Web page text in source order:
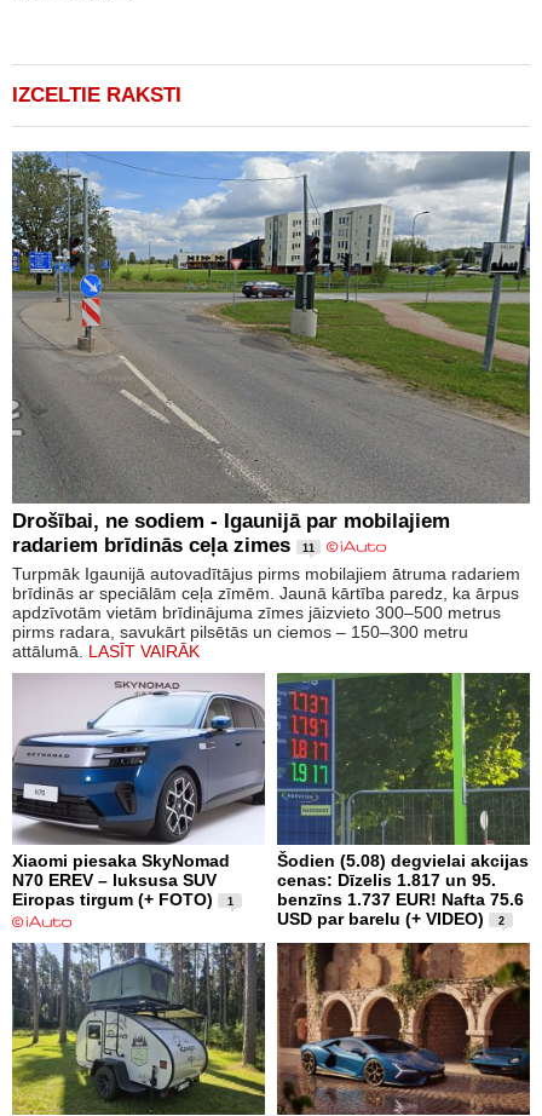
IZCELTIE RAKSTI
Drošībai, ne sodiem - Igaunijā par mobilajiem
radariem brīdinās ceļa zimes
11
Turpmāk Igaunijā autovadītājus pirms mobilajiem ātruma radariem
brīdinās ar speciālām ceļa zīmēm. Jaunā kārtība paredz, ka ārpus
apdzīvotām vietām brīdinājuma zīmes jāizvieto 300–500 metrus
pirms radara, savukārt pilsētās un ciemos – 150–300 metru
attālumā. LASĪT VAIRĀK
Xiaomi piesaka SkyNomad
N70 EREV – luksusa SUV
Eiropas tirgum (+ FOTO)
1
Šodien (5.08) degvielai akcijas
cenas: Dīzelis 1.817 un 95.
benzīns 1.737 EUR! Nafta 75.6
USD par barelu (+ VIDEO)
2